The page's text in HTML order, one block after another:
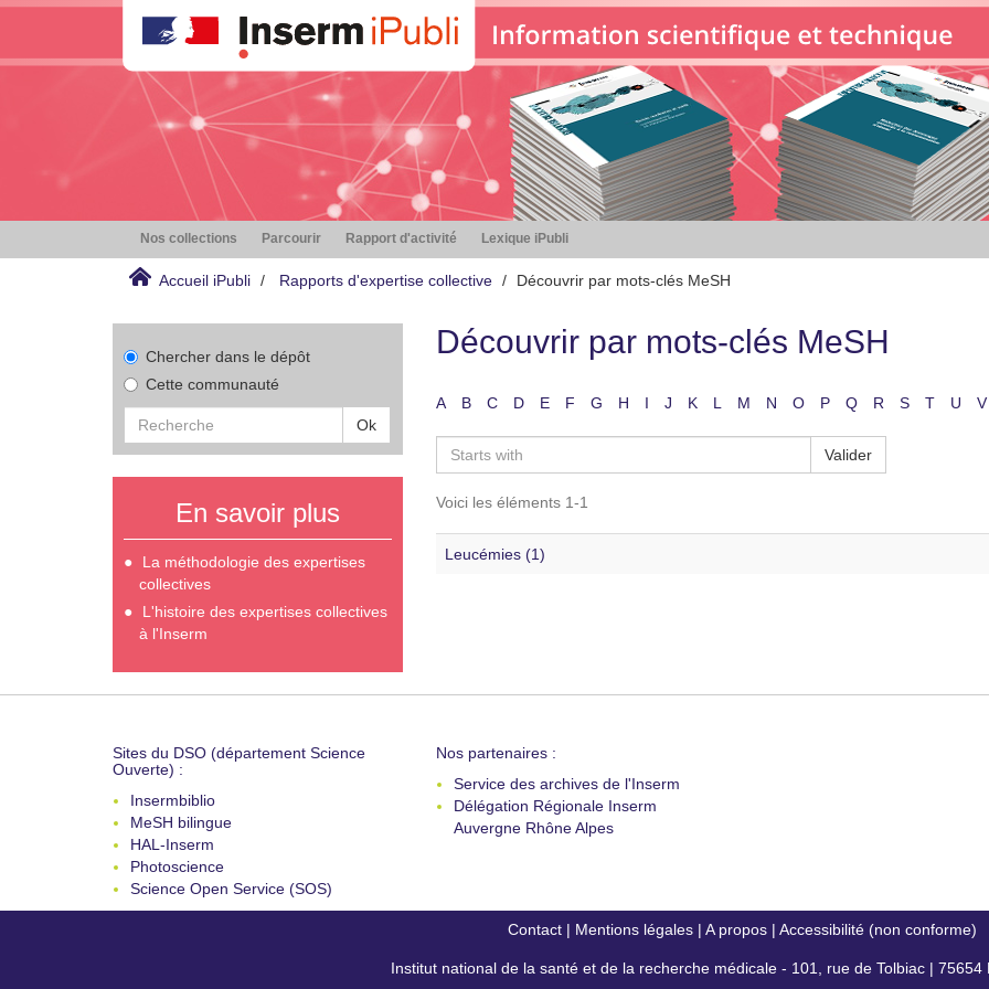
Nos collections Parcourir Rapport d'activité Lexique iPubli
Accueil iPubli Rapports d'expertise collective Découvrir par mots-clés MeSH
Chercher dans le dépôt
Cette communauté
Ok
En savoir plus
La méthodologie des expertises
collectives
L'histoire des expertises collectives
à l'Inserm
Découvrir par mots-clés MeSH
A B C D E F G H I J K L M N O P Q R S T U V
Valider
Voici les éléments 1-1
Leucémies (1)
Sites du DSO (département Science
Ouverte) :
Insermbiblio
MeSH bilingue
HAL-Inserm
Photoscience
Science Open Service (SOS)
Nos partenaires :
Service des archives de l'Inserm
Délégation Régionale Inserm
Auvergne Rhône Alpes
Contact| Mentions légales| A propos| Accessibilité (non conforme)
Institut national de la santé et de la recherche médicale - 101, rue de Tolbiac | 75654